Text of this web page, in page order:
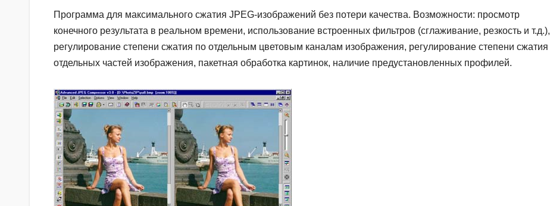
Программа для максимального сжатия JPEG-изображений без потери качества. Возможности: просмотр
конечного результата в реальном времени, использование встроенных фильтров (сглаживание, резкость и т.д.),
регулирование степени сжатия по отдельным цветовым каналам изображения, регулирование степени сжатия
отдельных частей изображения, пакетная обработка картинок, наличие предустановленных профилей.